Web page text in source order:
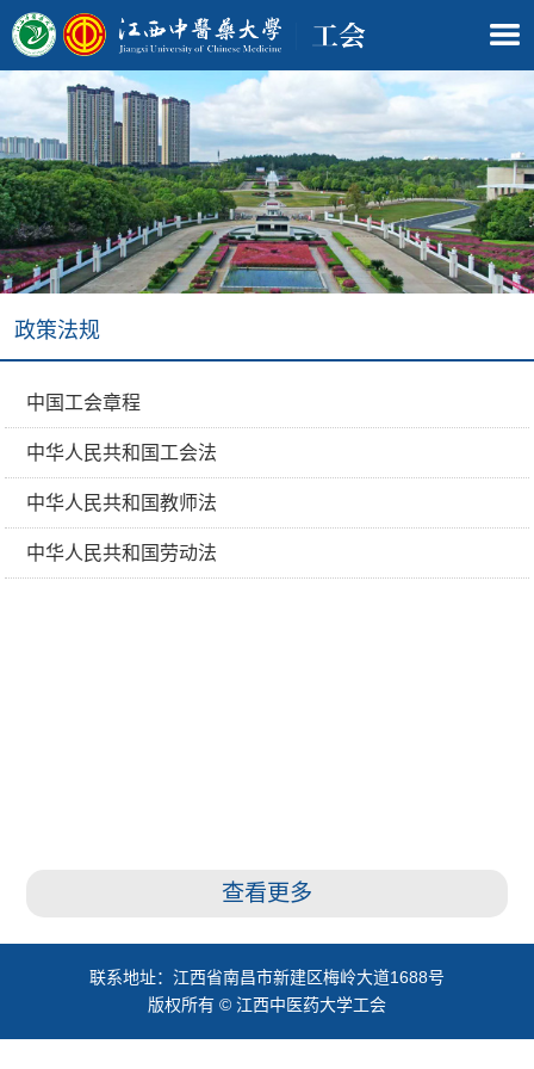
政策法规
中国工会章程
中华人民共和国工会法
中华人民共和国教师法
中华人民共和国劳动法
查看更多
联系地址：江西省南昌市新建区梅岭大道1688号
版权所有 © 江西中医药大学工会